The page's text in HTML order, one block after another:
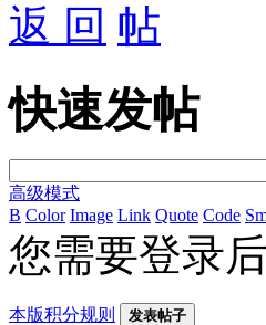
返 回
快速发帖
高级模式
B Color Image Link Quote Code
您需要登录
本版积分规则 发表帖子